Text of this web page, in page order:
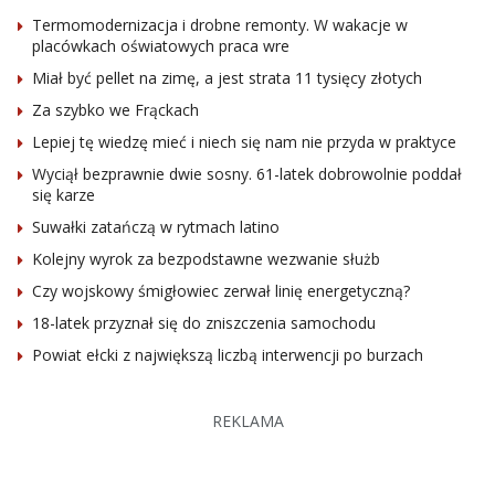
Termomodernizacja i drobne remonty. W wakacje w
placówkach oświatowych praca wre
Miał być pellet na zimę, a jest strata 11 tysięcy złotych
Za szybko we Frąckach
Lepiej tę wiedzę mieć i niech się nam nie przyda w praktyce
Wyciął bezprawnie dwie sosny. 61-latek dobrowolnie poddał
się karze
Suwałki zatańczą w rytmach latino
Kolejny wyrok za bezpodstawne wezwanie służb
Czy wojskowy śmigłowiec zerwał linię energetyczną?
18-latek przyznał się do zniszczenia samochodu
Powiat ełcki z największą liczbą interwencji po burzach
REKLAMA